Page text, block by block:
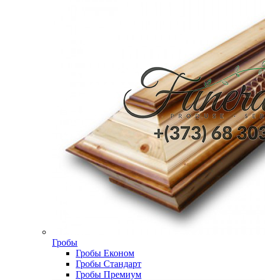
Гробы
Гробы Економ
Гробы Стандарт
Гробы Премиум